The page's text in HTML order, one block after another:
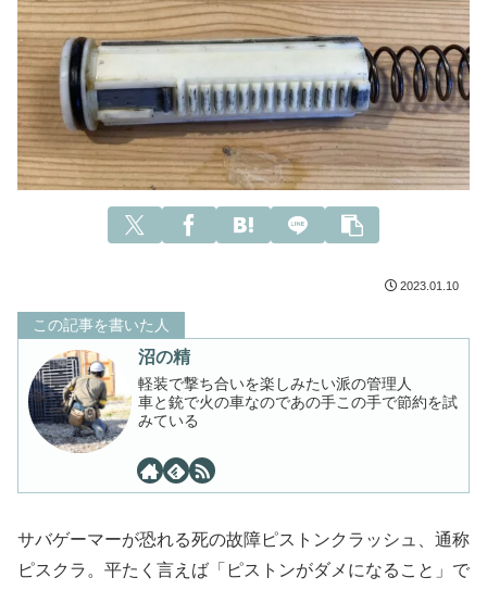
2023.01.10
この記事を書いた人
沼の精
軽装で撃ち合いを楽しみたい派の管理人
車と銃で火の車なのであの手この手で節約を試
みている
サバゲーマーが恐れる死の故障ピストンクラッシュ、通称
ピスクラ。平たく言えば「ピストンがダメになること」で